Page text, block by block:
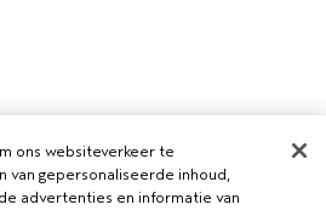
ons websiteverkeer te
van gepersonaliseerde inhoud,
advertenties en informatie van